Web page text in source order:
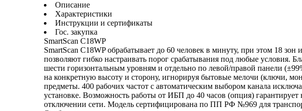
Описание
Характеристики
Инструкции и сертификаты
Гос. закупка
SmartScan C18WP
SmartScan C18WP обрабатывает до 60 человек в минуту, при этом 18 зон
позволяют гибко настраивать порог срабатывания под любые условия.
шести горизонтальным уровням и отдельно по левой/правой панели
на конкретную высоту и сторону, игнорируя бытовые мелочи (ключи,
предметы. 400 рабочих частот с автоматическим выбором канала
установке. Возможность работы от ИБП до 40 часов (опция) гарантирует
отключении сети. Модель сертифицирована по ПП РФ №969 для